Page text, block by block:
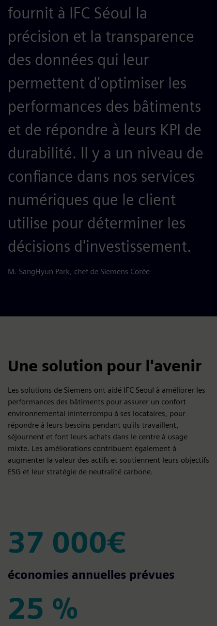
fournit à IFC Séoul la
précision et la transparence
des données qui leur
permettent d'optimiser les
performances des bâtiments
et de répondre à leurs KPI de
durabilité. Il y a un niveau de
confiance dans nos services
numériques que le client
utilise pour déterminer les
décisions d'investissement.
M. SangHyun Park, chef de Siemens Corée
Une solution pour l'avenir
Les solutions de Siemens ont aidé IFC Seoul à améliorer les
performances des bâtiments pour assurer un confort
environnemental ininterrompu à ses locataires, pour
répondre à leurs besoins pendant qu'ils travaillent,
séjournent et font leurs achats dans le centre à usage
mixte. Les améliorations contribuent également à
augmenter la valeur des actifs et soutiennent leurs objectifs
ESG et leur stratégie de neutralité carbone.
37 000€
37 000€
économies annuelles prévues
25 %